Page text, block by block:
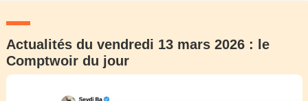
Actualités du vendredi 13 mars 2026 : le
Comptwoir du jour